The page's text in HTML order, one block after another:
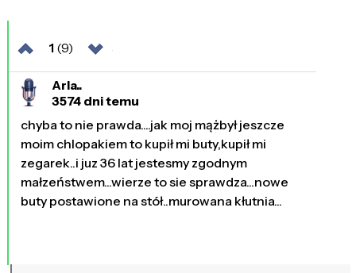
1(9)
Arla..
3574 dni temu
chyba to nie prawda....jak moj mążbył jeszcze
moim chlopakiem to kupił mi buty,kupił mi
zegarek..i juz 36 lat jestesmy zgodnym
małzeństwem...wierze to sie sprawdza...nowe
buty postawione na stół..murowana kłutnia...